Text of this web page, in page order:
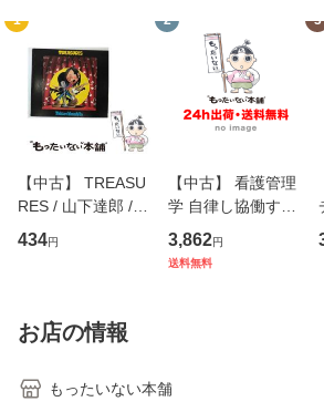
1
【中古】 TREASU
RES / 山下達郎 /
イーストウエス
ト・ジャパン [CD]
434円
2
【中古】 看護管理
学 自律し協働する
専門職の看護マネ
ジメントスキル 改
3,862円
送料無料
3
お店の情報
もったいない本舗